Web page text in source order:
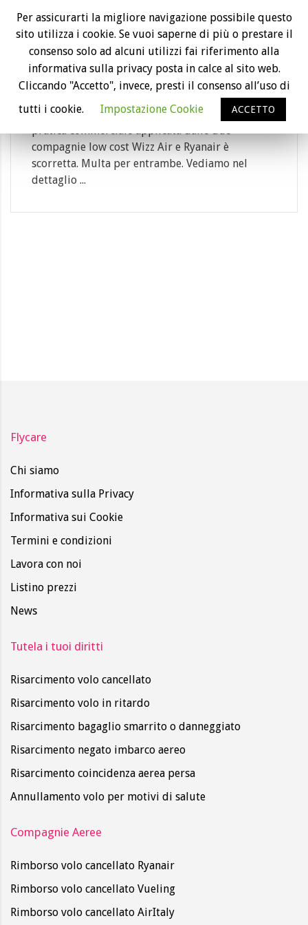
28
Feb
Multa per Wizz Air e Ryanair: il bagaglio a
mano è gratis
Category: bagaglio, biglietto aereo, passeg...
Il bagaglio a mano deve essere gratuito. La
compagnie low cost Wizz Air e Ryanair è
scorretta. Multa per entrambe. Vediamo nel
dettaglio ...
Flycare
Chi siamo
Informativa sulla Privacy
Informativa sui Cookie
Termini e condizioni
Lavora con noi
Listino prezzi
News
Tutela i tuoi diritti
Risarcimento volo cancellato
Risarcimento volo in ritardo
Risarcimento bagaglio smarrito o danneggiato
Risarcimento negato imbarco aereo
Risarcimento coincidenza aerea persa
Annullamento volo per motivi di salute
Compagnie Aeree
Rimborso volo cancellato Ryanair
Rimborso volo cancellato Vueling
Rimborso volo cancellato AirItaly
Per assicurarti la migliore navigazione possibile questo
sito utilizza i cookie. Se vuoi saperne di più o prestare il
consenso solo ad alcuni utilizzi fai riferimento alla
informativa sulla privacy posta in calce al sito web.
Cliccando "Accetto", invece, presti il consenso all’uso di
tutti i cookie.
Impostazione Cookie ACCETTO